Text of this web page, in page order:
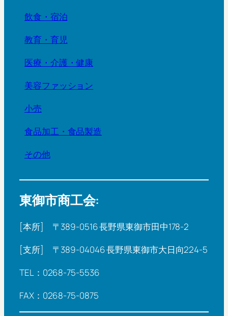
飲食・宿泊
教育・育児
医療・介護・健康
美容ファッション
小売
食品加工・食品製造
その他
東御市商工会:
[本所] 〒389-0516 長野県東御市田中178-2
[支所] 〒389-04046 長野県東御市大日向224-5
TEL：0268-75-5536
FAX：0268-75-0875